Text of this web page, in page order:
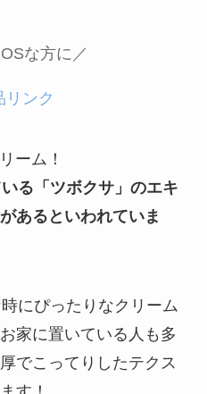
な方に／
ーム！
る「ツボクサ」のエキ
あるといわれていま
にぴったりなクリーム
家に置いている人も多
でこってりしたテクス